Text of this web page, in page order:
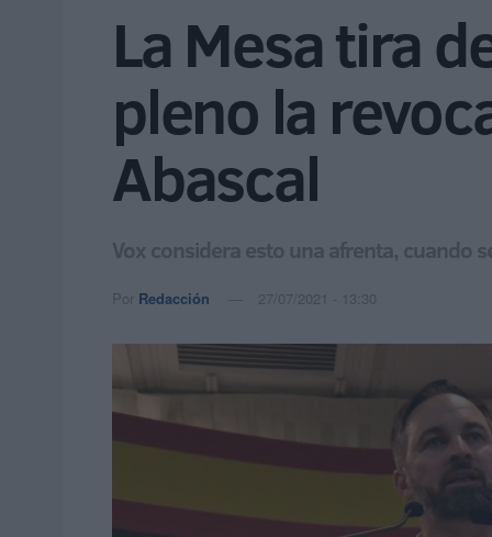
La Mesa tira
pleno la
Abascal
Vox considera esto una afrenta, cuando
Por Redacción 27/07/2021 - 13:30